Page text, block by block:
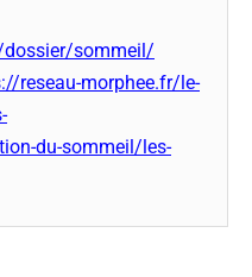
sommeil/
reseau-morphee.fr/le-
du-sommeil/les-